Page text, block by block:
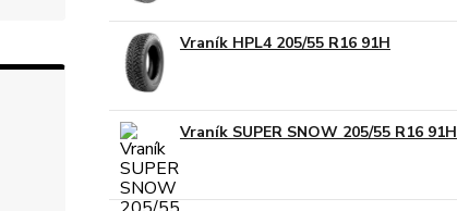
Vraník HPL4 205/55 R16 91H
Vraník SUPER SNOW 205/55 R16 91H